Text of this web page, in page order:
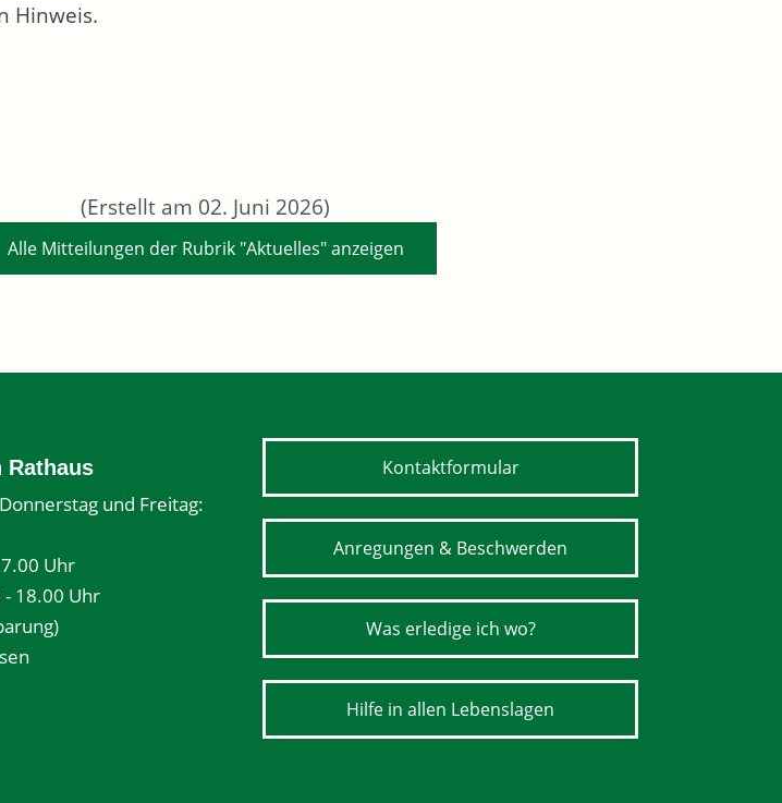
Hinweis.
(Erstellt am 02. Juni 2026)
Alle Mitteilungen der Rubrik "Aktuelles" anzeigen
Rathaus
und Freitag:
Uhr
18.00 Uhr
Kontaktformular
Anregungen & Beschwerden
Was erledige ich wo?
Hilfe in allen Lebenslagen